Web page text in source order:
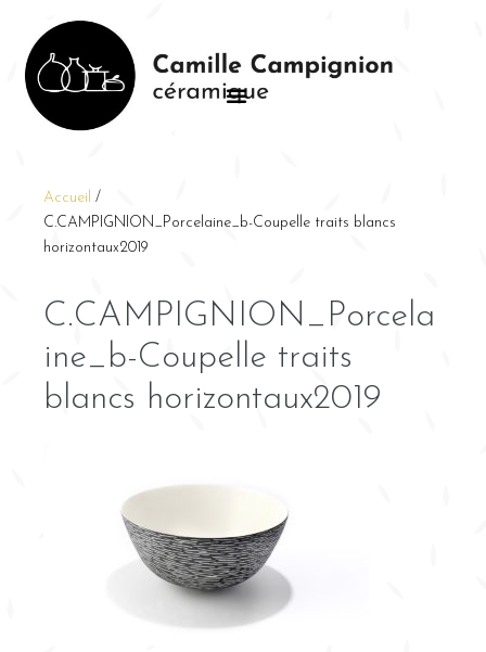
Accueil /
C.CAMPIGNION_Porcelaine_b-Coupelle traits blancs
horizontaux2019
C.CAMPIGNION_Porcela
ine_b-Coupelle traits
blancs horizontaux2019